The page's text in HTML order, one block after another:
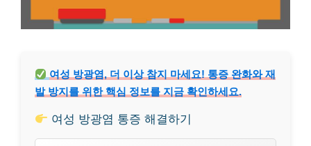
여성 방광염, 더 이상 참지 마세요! 통증 완화와 재
발 방지를 위한 핵심 정보를 지금 확인하세요.
여성 방광염 통증 해결하기